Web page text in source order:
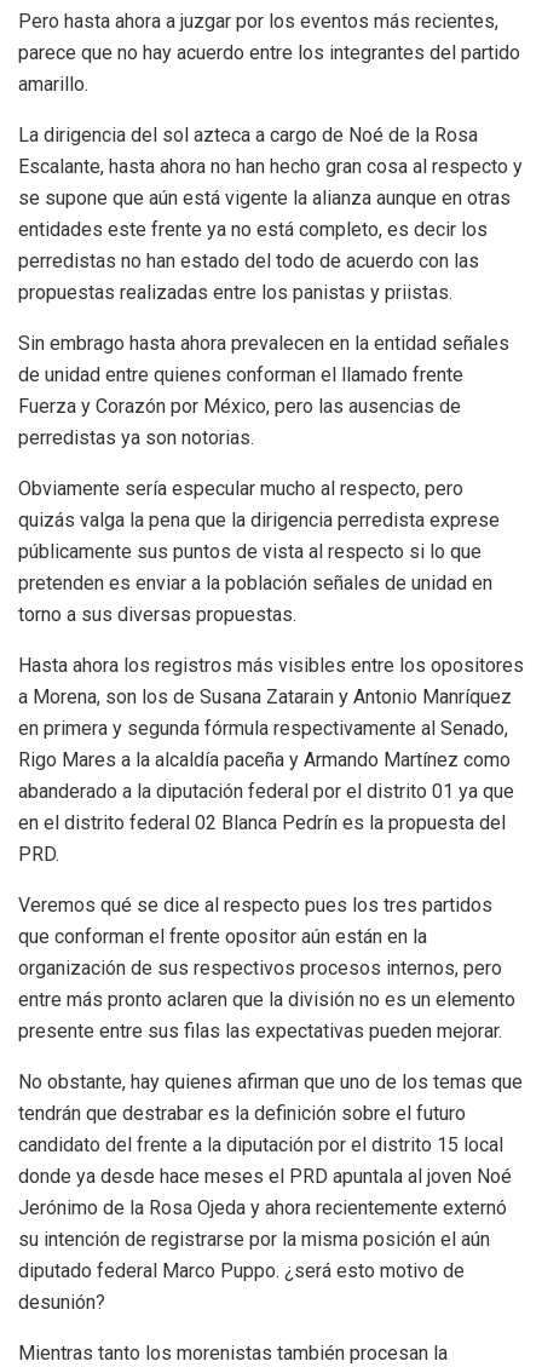
Pero hasta ahora a juzgar por los eventos más recientes,
parece que no hay acuerdo entre los integrantes del partido
amarillo.
La dirigencia del sol azteca a cargo de Noé de la Rosa
Escalante, hasta ahora no han hecho gran cosa al respecto y
se supone que aún está vigente la alianza aunque en otras
entidades este frente ya no está completo, es decir los
perredistas no han estado del todo de acuerdo con las
propuestas realizadas entre los panistas y priistas.
Sin embrago hasta ahora prevalecen en la entidad señales
de unidad entre quienes conforman el llamado frente
Fuerza y Corazón por México, pero las ausencias de
perredistas ya son notorias.
Obviamente sería especular mucho al respecto, pero
quizás valga la pena que la dirigencia perredista exprese
públicamente sus puntos de vista al respecto si lo que
pretenden es enviar a la población señales de unidad en
torno a sus diversas propuestas.
Hasta ahora los registros más visibles entre los opositores
a Morena, son los de Susana Zatarain y Antonio Manríquez
en primera y segunda fórmula respectivamente al Senado,
Rigo Mares a la alcaldía paceña y Armando Martínez como
abanderado a la diputación federal por el distrito 01 ya que
en el distrito federal 02 Blanca Pedrín es la propuesta del
PRD.
Veremos qué se dice al respecto pues los tres partidos
que conforman el frente opositor aún están en la
organización de sus respectivos procesos internos, pero
entre más pronto aclaren que la división no es un elemento
presente entre sus filas las expectativas pueden mejorar.
No obstante, hay quienes afirman que uno de los temas que
tendrán que destrabar es la definición sobre el futuro
candidato del frente a la diputación por el distrito 15 local
donde ya desde hace meses el PRD apuntala al joven Noé
Jerónimo de la Rosa Ojeda y ahora recientemente externó
su intención de registrarse por la misma posición el aún
diputado federal Marco Puppo. ¿será esto motivo de
desunión?
Mientras tanto los morenistas también procesan la